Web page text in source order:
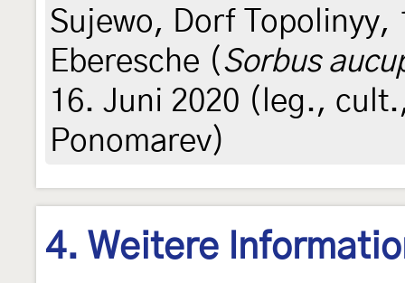
Sujewo, Dorf Topolinyy,
Eberesche ( Sorbus
16. Juni 2020 (leg.,
Ponomarev)
4. Weitere